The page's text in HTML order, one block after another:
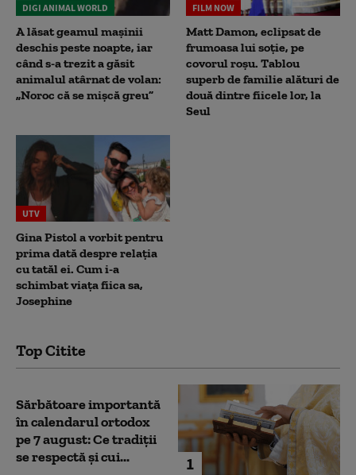
DIGI ANIMAL WORLD
A lăsat geamul mașinii
deschis peste noapte, iar
când s-a trezit a găsit
animalul atârnat de volan:
„Noroc că se mișcă greu”
FILM NOW
Matt Damon, eclipsat de
frumoasa lui soție, pe
covorul roșu. Tablou
superb de familie alături de
două dintre fiicele lor, la
Seul
UTV
Gina Pistol a vorbit pentru
prima dată despre relația
cu tatăl ei. Cum i-a
schimbat viața fiica sa,
Josephine
Top Citite
1
Sărbătoare importantă
în calendarul ortodox
pe 7 august: Ce tradiții
se respectă și cui...